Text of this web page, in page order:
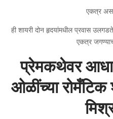
एकत्र
ही शायरी दोन हृदयांमधील प्रवास
एकत्र
प्रेमकथेवर
ओळींच्या रोमँटिक